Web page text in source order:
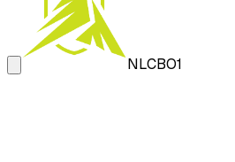
NLCBO1